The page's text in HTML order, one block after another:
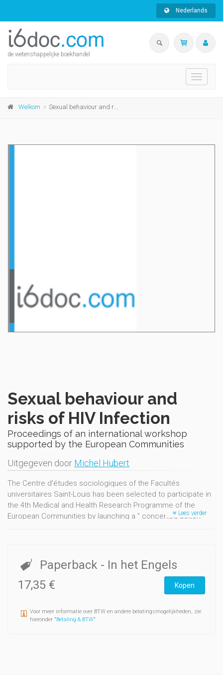
Nederlands
de wetenshappelijke boekhandel
Toggle
Welkom Sexual behaviour and risks of HIV Infection
Sexual behaviour and
risks of HIV Infection
Proceedings of an international workshop
supported by the European Communities
Uitgegeven door Michel Hubert
The Centre d'études sociologiques of the Facultés
universitaires Saint-Louis has been selected to participate in
the 4th Medical and Health Research Programme of the
European Communities by launching a " concerted action "
with representatives from about twenty potential
collaborating centres a proposal for a concerted action
programme and to engage in preliminary scientific
exchanges on the main aspects of the proposed research
Lees verder
Paperback - In het Engels
17,35 €
Kopen
Voor meer informatie over BTW en andere belatingsmogelijkheden, zie
hieronder "Betaling & BTW".